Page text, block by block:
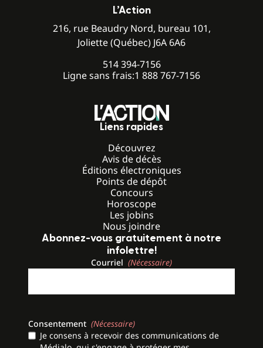
L’Action
216, rue Beaudry Nord, bureau 101,
Joliette (Québec) J6A 6A6
514 394-7156
Ligne sans frais:1 888 767-7156
Liens rapides
Découvrez
Avis de décès
Éditions électroniques
Points de dépôt
Concours
Horoscope
Les jobins
Nous joindre
Abonnez-vous gratuitement à notre
infolettre!
Courriel (Nécessaire)
Consentement (Nécessaire)
Je consens à recevoir des communications de